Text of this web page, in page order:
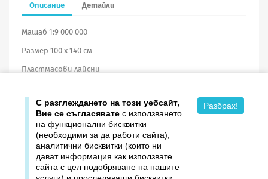
Описание Детайли
Мащаб 1:9 000 000
Размер 100 х 140 см
Пластмасови лайсни
Продукти
С разглеждането на този уебсайт,
Вие се съгласявате с използването
на функционални бисквитки
(необходими за да работи сайта),
аналитични бисквитки (които ни
дават информация как използвате
сайта с цел подобряване на нашите
Разбрах!